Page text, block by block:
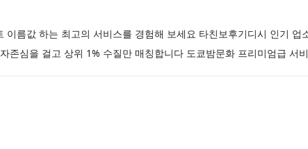
이름값 하는 최고의 서비스를 경험해 보세요 타친보후기디시 인기
존심을 걸고 상위 1% 수질만 매칭합니다 도쿄밤문화 프리미엄급 서